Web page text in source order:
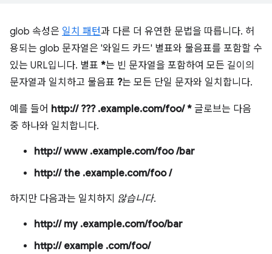
glob 속성은 일치 패턴과 다른 더 유연한 문법을 따릅니다. 허
용되는 glob 문자열은 '와일드 카드' 별표와 물음표를 포함할 수
있는 URL입니다. 별표 *는 빈 문자열을 포함하여 모든 길이의
문자열과 일치하고 물음표 ?는 모든 단일 문자와 일치합니다.
예를 들어 http:// ??? .example.com/foo/ * 글로브는 다음
중 하나와 일치합니다.
http:// www .example.com/foo /bar
http:// the .example.com/foo /
하지만 다음과는 일치하지 않습니다.
http:// my .example.com/foo/bar
http:// example .com/foo/